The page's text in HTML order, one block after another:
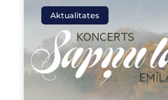
Aktualitates